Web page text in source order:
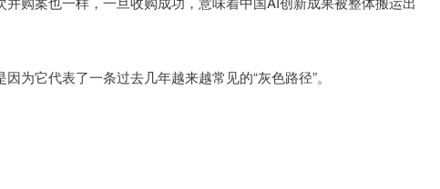
为它代表了一条过去几年越来越常见的“灰色路径”。